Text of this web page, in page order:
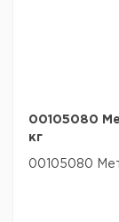
00105080
кг
00105080